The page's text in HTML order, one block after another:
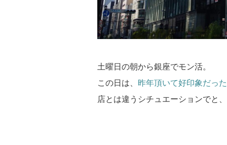
土曜日の朝から銀座でモン活。
この日は、 昨年頂いて好印象だっ
店とは違うシチュエーションでと